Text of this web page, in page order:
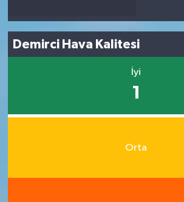
Demirci Hava Kalitesi
İyi
1
Orta